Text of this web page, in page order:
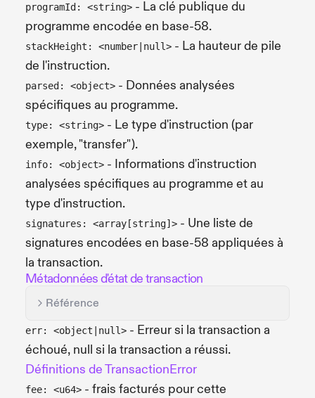
programId: <string> - La clé publique du
programme encodée en base-58.
stackHeight: <number|null> - La hauteur de pile
de l'instruction.
parsed: <object> - Données analysées
spécifiques au programme.
type: <string> - Le type d'instruction (par
exemple, "transfer").
info: <object> - Informations d'instruction
analysées spécifiques au programme et au
type d'instruction.
signatures: <array[string]> - Une liste de
signatures encodées en base-58 appliquées à
la transaction.
Métadonnées d'état de transaction
Référence
err: <object|null> - Erreur si la transaction a
échoué, null si la transaction a réussi.
Définitions de TransactionError
fee: <u64> - frais facturés pour cette